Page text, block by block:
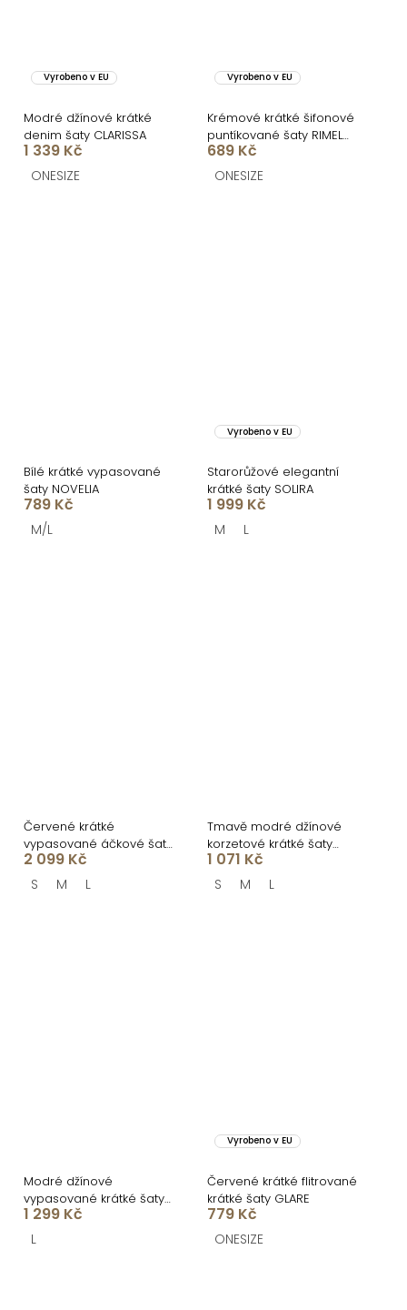
Vyrobeno v EU
Modré džínové krátké
denim šaty CLARISSA
1 339 Kč
ONESIZE
Vyrobeno v EU
Krémové krátké šifonové
puntíkované šaty RIMELO
s kraťásky
689 Kč
ONESIZE
Bílé krátké vypasované
šaty NOVELIA
789 Kč
M/L
Vyrobeno v EU
Starorůžové elegantní
krátké šaty SOLIRA
1 999 Kč
M L
Červené krátké
vypasované áčkové šaty
MIRELYS s kamínky
2 099 Kč
S M L
Tmavě modré džínové
korzetové krátké šaty
PHONIC
1 071 Kč
S M L
Modré džínové
vypasované krátké šaty
MUNDIS
1 299 Kč
L
Vyrobeno v EU
Červené krátké flitrované
krátké šaty GLARE
779 Kč
ONESIZE